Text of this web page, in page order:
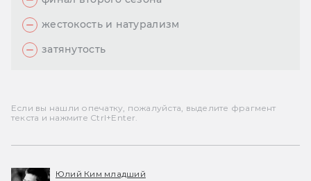
жестокость и натурализм
затянутость
Если вы нашли опечатку, пожалуйста, выделите фрагмент
текста и нажмите Ctrl+Enter.
Юлий Ким младший